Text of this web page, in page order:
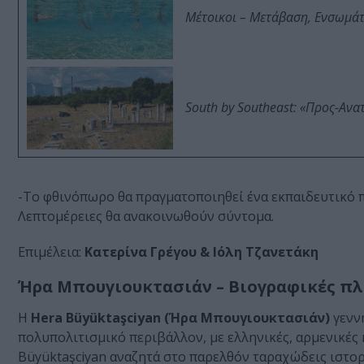
Μέτοικοι – Μετάβαση,
South by Southeast: «Προς-
-Tο φθινόπωρο θα πραγματοποιηθεί ένα εκπαιδευτικό
Λεπτομέρειες θα ανακοινωθούν σύντομα.
Επιμέλεια: Κατερίνα Γρέγου & Ιόλη Τζανετάκη
Ήρα Μπουγιουκτασιάν – Βιογραφικές
Η Hera Büyüktaşciyan (Ήρα Μπουγιουκτασιάν)
πολυπολιτισμικό περιβάλλον, με ελληνικές,
Büyüktaşciyan αναζητά στο παρελθόν ταραχώδεις